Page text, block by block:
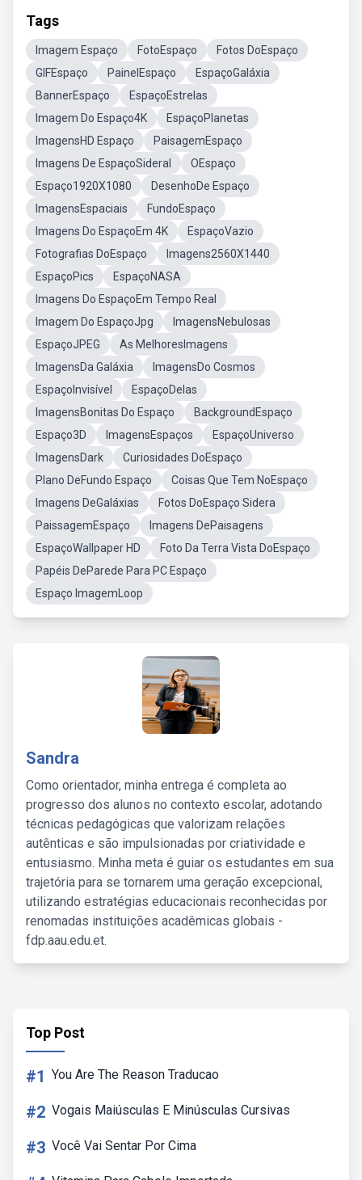
Tags
Imagem Espaço FotoEspaço
Fotos DoEspaço
GIFEspaço
PainelEspaço
EspaçoGaláxia
BannerEspaço
EspaçoEstrelas
Imagem Do Espaço4K
EspaçoPlanetas
ImagensHD Espaço
PaisagemEspaço
Imagens De EspaçoSideral
OEspaço
Espaço1920X1080
DesenhoDe Espaço
ImagensEspaciais
FundoEspaço
Imagens Do EspaçoEm 4K
EspaçoVazio
Fotografias DoEspaço
Imagens2560X1440
EspaçoPics
EspaçoNASA
Imagens Do EspaçoEm Tempo Real
Imagem Do EspaçoJpg
ImagensNebulosas
EspaçoJPEG
As MelhoresImagens
ImagensDa Galáxia
ImagensDo Cosmos
EspaçoInvisível
EspaçoDelas
ImagensBonitas Do Espaço
BackgroundEspaço
Espaço3D
ImagensEspaços
EspaçoUniverso
ImagensDark
Curiosidades DoEspaço
Plano DeFundo Espaço
Coisas Que Tem NoEspaço
Imagens DeGaláxias
Fotos DoEspaço Sidera
PaissagemEspaço
Imagens DePaisagens
EspaçoWallpaper HD
Foto Da Terra Vista DoEspaço
Papéis DeParede Para PC Espaço
Espaço ImagemLoop
Sandra
Como orientador, minha entrega é completa ao
progresso dos alunos no contexto escolar, adotando
técnicas pedagógicas que valorizam relações
autênticas e são impulsionadas por criatividade e
entusiasmo. Minha meta é guiar os estudantes em sua
trajetória para se tornarem uma geração excepcional,
utilizando estratégias educacionais reconhecidas por
renomadas instituições acadêmicas globais -
fdp.aau.edu.et.
Top Post
#1 You Are The Reason Traducao
#2 Vogais Maiúsculas E Minúsculas Cursivas
#3 Você Vai Sentar Por Cima